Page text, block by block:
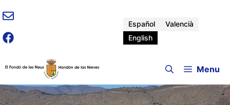
Skip
to
content
Español
Valencià
English
Menu